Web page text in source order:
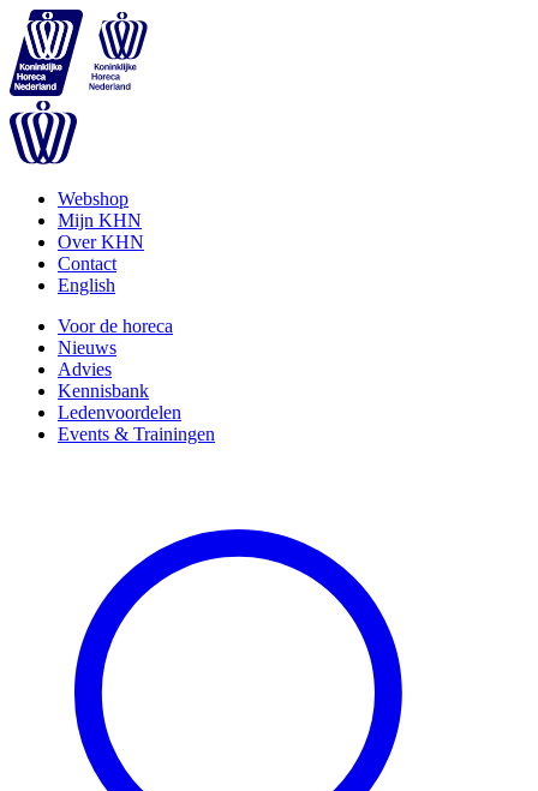
Webshop
Mijn KHN
Over KHN
Contact
English
Voor de horeca
Nieuws
Advies
Kennisbank
Ledenvoordelen
Events & Trainingen